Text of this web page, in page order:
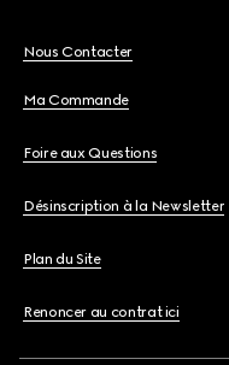
Nous Contacter
Ma Commande
Foire aux Questions
Désinscription à la Newsletter
Plan du Site
Renoncer au contrat ici